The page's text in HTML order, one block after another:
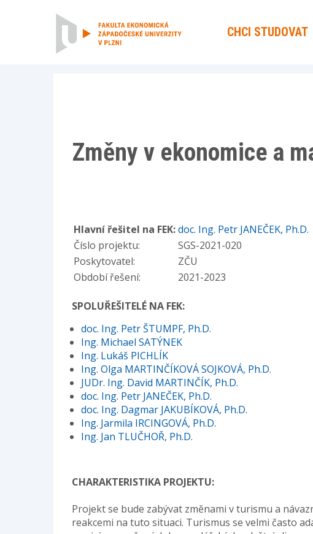
CHCI STUDOVAT
Změny v ekonomice a
Hlavní řešitel na FEK:doc. Ing. Petr JANEČEK, Ph.D.
Číslo projektu:
SGS-2021-020
Poskytovatel:
ZČU
Období řešení:
2021-2023
SPOLUŘEŠITELÉ NA FEK:
doc. Ing. Petr ŠTUMPF, Ph.D.
Ing. Michael SATÝNEK
Ing. Lukáš PICHLÍK
Ing. Olga MARTINČÍKOVÁ SOJKOVÁ, Ph.D.
JUDr. Ing. David MARTINČÍK, Ph.D.
doc. Ing. Petr JANEČEK, Ph.D.
doc. Ing. Dagmar JAKUBÍKOVÁ, Ph.D.
Ing. Jarmila IRCINGOVÁ, Ph.D.
Ing. Jan TLUČHOŘ, Ph.D.
CHARAKTERISTIKA PROJEKTU:
Projekt se bude zabývat změnami v turismu a
reakcemi na tuto situaci. Turismus se velmi často